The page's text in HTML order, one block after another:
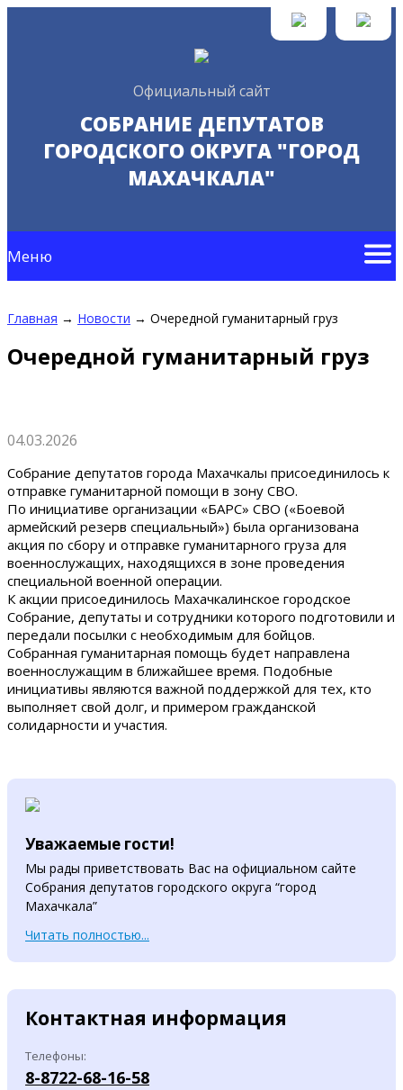
Официальный сайт
СОБРАНИЕ ДЕПУТАТОВ
ГОРОДСКОГО ОКРУГА "ГОРОД
МАХАЧКАЛА"
Меню
Главная → Новости → Очередной гуманитарный груз
Очередной гуманитарный груз
04.03.2026
Собрание депутатов города Махачкалы присоединилось к
отправке гуманитарной помощи в зону СВО.
По инициативе организации «БАРС» СВО («Боевой
армейский резерв специальный») была организована
акция по сбору и отправке гуманитарного груза для
военнослужащих, находящихся в зоне проведения
специальной военной операции.
К акции присоединилось Махачкалинское городское
Собрание, депутаты и сотрудники которого подготовили и
передали посылки с необходимым для бойцов.
Собранная гуманитарная помощь будет направлена
военнослужащим в ближайшее время. Подобные
инициативы являются важной поддержкой для тех, кто
выполняет свой долг, и примером гражданской
солидарности и участия.
Уважаемые гости!
Мы рады приветствовать Вас на официальном сайте
Собрания депутатов городского округа “город
Махачкала”
Читать полностью...
Контактная информация
Телефоны:
8-8722-68-16-58